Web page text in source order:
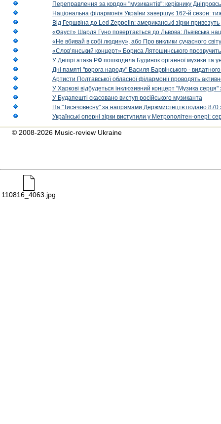
Переправлення за кордон "музикантів": керівнику
Національна філармонія України завершує 162-й сезон:
Від Гершвіна до Led Zeppelin: американські зірки
«Фауст» Шарля Гуно повертається до Львова: Львівська
«Не вбивай в собі людину», або Про виклики сучасного світу
«Слов’янський концерт» Бориса Лятошинського
У Дніпрі атака РФ пошкодила Будинок органної музики та
Дні памяті "ворога народу" Василя Барвінського -
Артисти Полтавської обласної філармонії проводять
У Харкові відбудеться інклюзивний концерт "Музика
У Будапешті скасовано виступ російського музиканта
На "Тисячовесну" за напрямами Держмистецтв подано 870
Українські оперні зірки виступили у Метрополітен-опері:
© 2008-2026 Music-review Ukraine
110816_4063.jpg